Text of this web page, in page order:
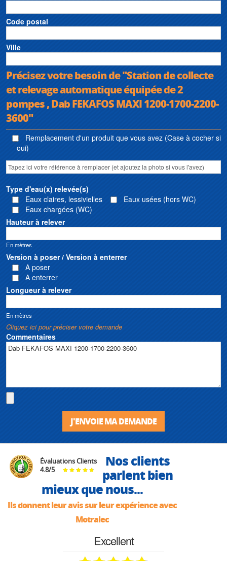
Code postal
Ville
Précisez votre besoin de "Station de collecte
et relevage automatique équipée de 2
pompes , Dab FEKAFOS MAXI 1200-1700-2200-
3600"
Remplacement d'un produit que vous avez (Case à cocher si
oui)
Type d'eau(x) relevée(s)
Eaux claires, lessivielles
Eaux usées (hors WC)
Eaux chargées (WC)
Hauteur à relever
En mètres
Version à poser / Version à enterrer
A poser
A enterrer
Longueur à relever
En mètres
Cliquez ici pour préciser votre demande
Commentaires
J'ENVOIE MA DEMANDE
Évaluations Clients
4.8/5
Nos clients
parlent bien
mieux que nous...
Ils donnent leur avis sur leur expérience avec
Motralec
Excellent